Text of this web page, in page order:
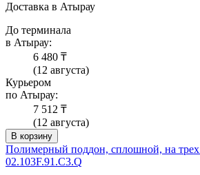
Доставка в Атырау
До терминала
в Атырау:
6 480 ₸
(12 августа)
Курьером
по Атырау:
7 512 ₸
(12 августа)
В корзину
Полимерный поддон, сплошной, на трех
02.103F.91.С3.Q